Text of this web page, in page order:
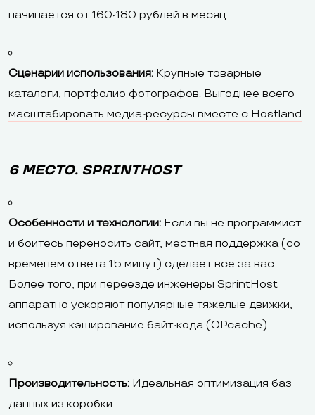
начинается от 160-180 рублей в месяц.
Сценарии использования: Крупные товарные
каталоги, портфолио фотографов. Выгоднее всего
масштабировать медиа-ресурсы вместе с Hostland.
6 МЕСТО. SPRINTHOST
Особенности и технологии: Если вы не программист
и боитесь переносить сайт, местная поддержка (со
временем ответа 15 минут) сделает все за вас.
Более того, при переезде инженеры SprintHost
аппаратно ускоряют популярные тяжелые движки,
используя кэширование байт-кода (OPcache).
Производительность: Идеальная оптимизация баз
данных из коробки.